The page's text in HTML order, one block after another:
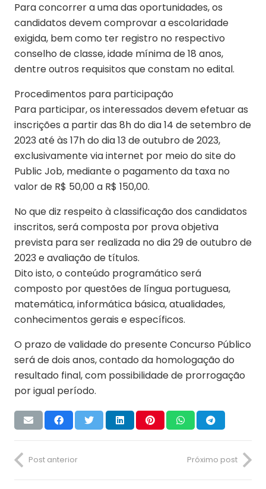
Para concorrer a uma das oportunidades, os
candidatos devem comprovar a escolaridade
exigida, bem como ter registro no respectivo
conselho de classe, idade mínima de 18 anos,
dentre outros requisitos que constam no edital.
Procedimentos para participação
Para participar, os interessados devem efetuar as
inscrições a partir das 8h do dia 14 de setembro de
2023 até às 17h do dia 13 de outubro de 2023,
exclusivamente via internet por meio do site do
Public Job, mediante o pagamento da taxa no
valor de R$ 50,00 a R$ 150,00.
No que diz respeito à classificação dos candidatos
inscritos, será composta por prova objetiva
prevista para ser realizada no dia 29 de outubro de
2023 e avaliação de títulos.
Dito isto, o conteúdo programático será
composto por questões de língua portuguesa,
matemática, informática básica, atualidades,
conhecimentos gerais e específicos.
O prazo de validade do presente Concurso Público
será de dois anos, contado da homologação do
resultado final, com possibilidade de prorrogação
por igual período.
Post anterior Próximo post